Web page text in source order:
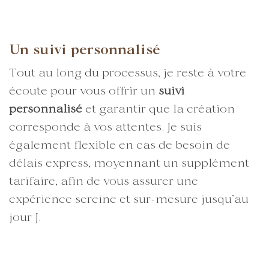
Un suivi personnalisé
Tout au long du processus, je reste à votre
écoute pour vous offrir un suivi
personnalisé et garantir que la création
corresponde à vos attentes. Je suis
également flexible en cas de besoin de
délais express, moyennant un supplément
tarifaire, afin de vous assurer une
expérience sereine et sur-mesure jusqu’au
jour J.